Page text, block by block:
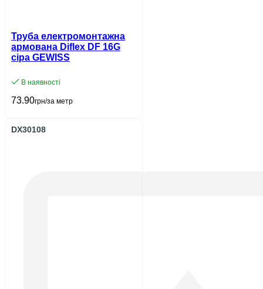
Труба електромонтажна
армована Diflex DF 16G
сіра GEWISS
В наявності
73.90грн/за метр
DX30108